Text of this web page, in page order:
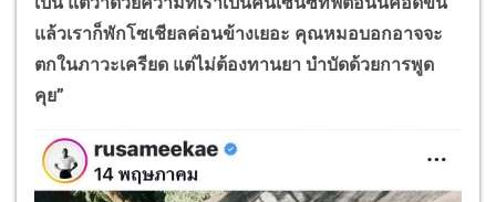
แล้วเราก็พักโซเชียลค่อนข้างเยอะ คุณหมอบอกอาจจะ
ตกในภาวะเครียด แต่ไม่ต้องทานยา บำบัดด้วยการพูด
คุย”